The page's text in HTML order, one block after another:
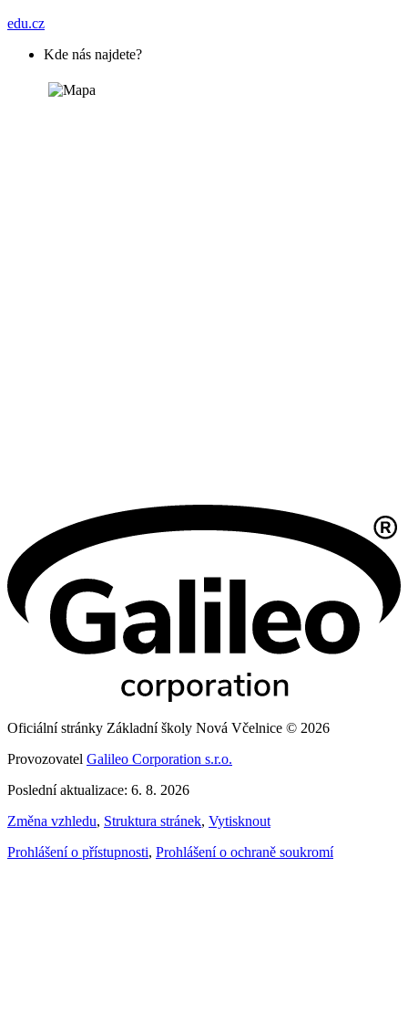
edu.cz
Kde nás najdete?
Oficiální stránky Základní školy Nová Včelnice © 2026
Provozovatel Galileo Corporation s.r.o.
Poslední aktualizace: 6. 8. 2026
Změna vzhledu, Struktura stránek, Vytisknout
Prohlášení o přístupnosti, Prohlášení o ochraně soukromí